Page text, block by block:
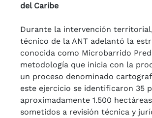
del Caribe
Durante la intervención
técnico de la ANT adelantó la
conocida como Microbarrido
metodología que inicia con la
un proceso denominado
este ejercicio se identificaron 35
aproximadamente 1.500
sometidos a revisión técnica y